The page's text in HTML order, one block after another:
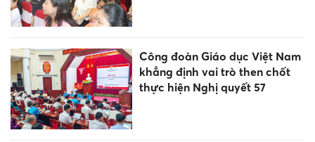
sắp xếp cơ sở giáo dục trước
ngày 30/8